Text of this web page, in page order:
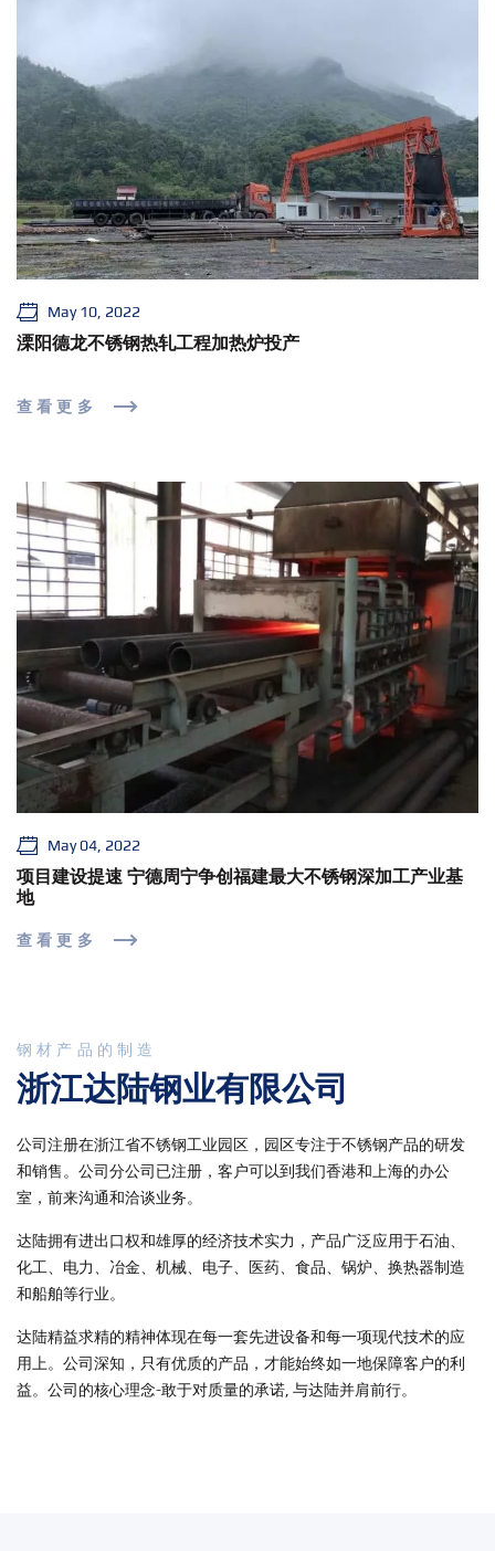
May 10, 2022
溧阳德龙不锈钢热轧工程加热炉投产
查看更多
May 04, 2022
项目建设提速 宁德周宁争创福建最大不锈钢深加工产业基
地
查看更多
钢材产品的制造
浙江达陆钢业有限公司
公司注册在浙江省不锈钢工业园区，园区专注于不锈钢产品的研发
和销售。公司分公司已注册，客户可以到我们香港和上海的办公
室，前来沟通和洽谈业务。
达陆拥有进出口权和雄厚的经济技术实力，产品广泛应用于石油、
化工、电力、冶金、机械、电子、医药、食品、锅炉、换热器制造
和船舶等行业。
达陆精益求精的精神体现在每一套先进设备和每一项现代技术的应
用上。公司深知，只有优质的产品，才能始终如一地保障客户的利
益。公司的核心理念-敢于对质量的承诺, 与达陆并肩前行。